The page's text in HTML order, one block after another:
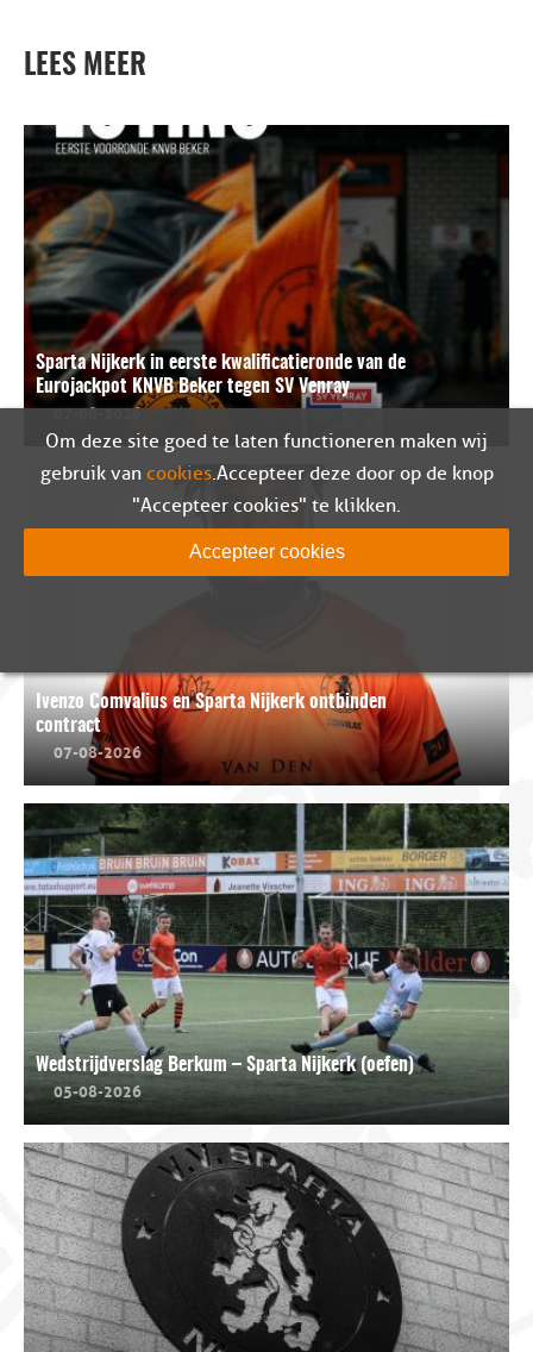
LEES MEER
Sparta Nijkerk in eerste kwalificatieronde van de
Eurojackpot KNVB Beker tegen SV Venray
07-08-2026
Ivenzo Comvalius en Sparta Nijkerk ontbinden
contract
07-08-2026
Wedstrijdverslag Berkum – Sparta Nijkerk (oefen)
05-08-2026
Om deze site goed te laten functioneren maken wij
gebruik van cookies. Accepteer deze door op de knop
"Accepteer cookies" te klikken.
Accepteer cookies